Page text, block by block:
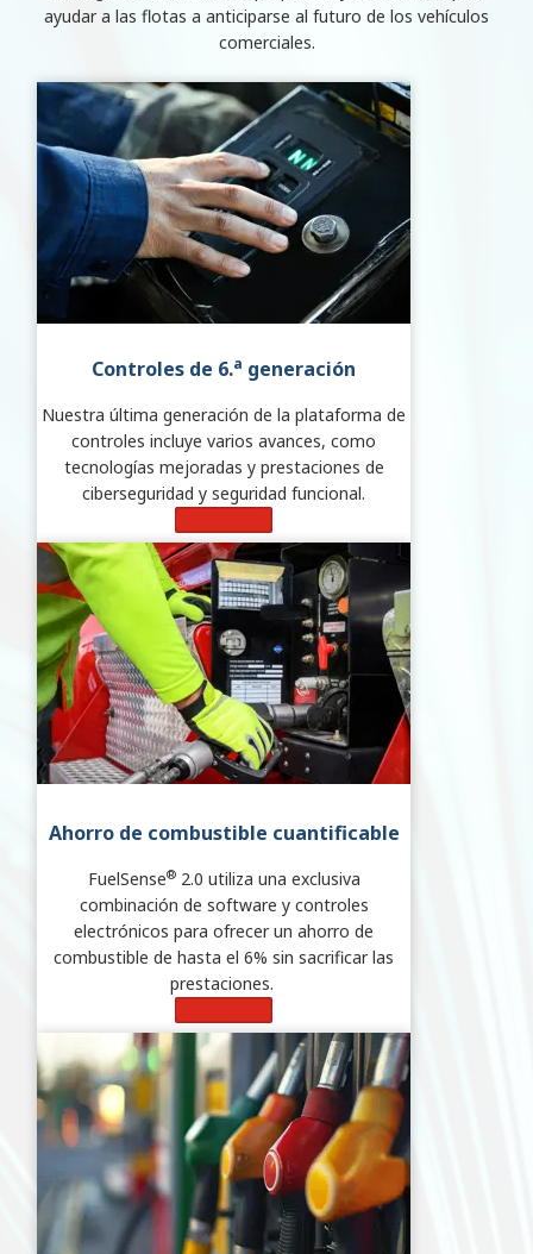
ayudar a las flotas a anticiparse al futuro de los vehículos
comerciales.
Controles de 6.a generación
Nuestra última generación de la plataforma de
controles incluye varios avances, como
tecnologías mejoradas y prestaciones de
ciberseguridad y seguridad funcional.
Ahorro de combustible cuantificable
FuelSense®2.0 utiliza una exclusiva
combinación de software y controles
electrónicos para ofrecer un ahorro de
combustible de hasta el 6% sin sacrificar las
prestaciones.